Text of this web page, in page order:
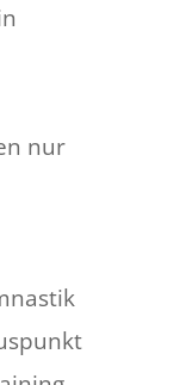
nur